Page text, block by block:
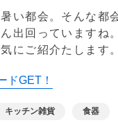
い都会。そんな
出回っていますね
にご紹介たします
ドGET！
キッチン雑貨 食器